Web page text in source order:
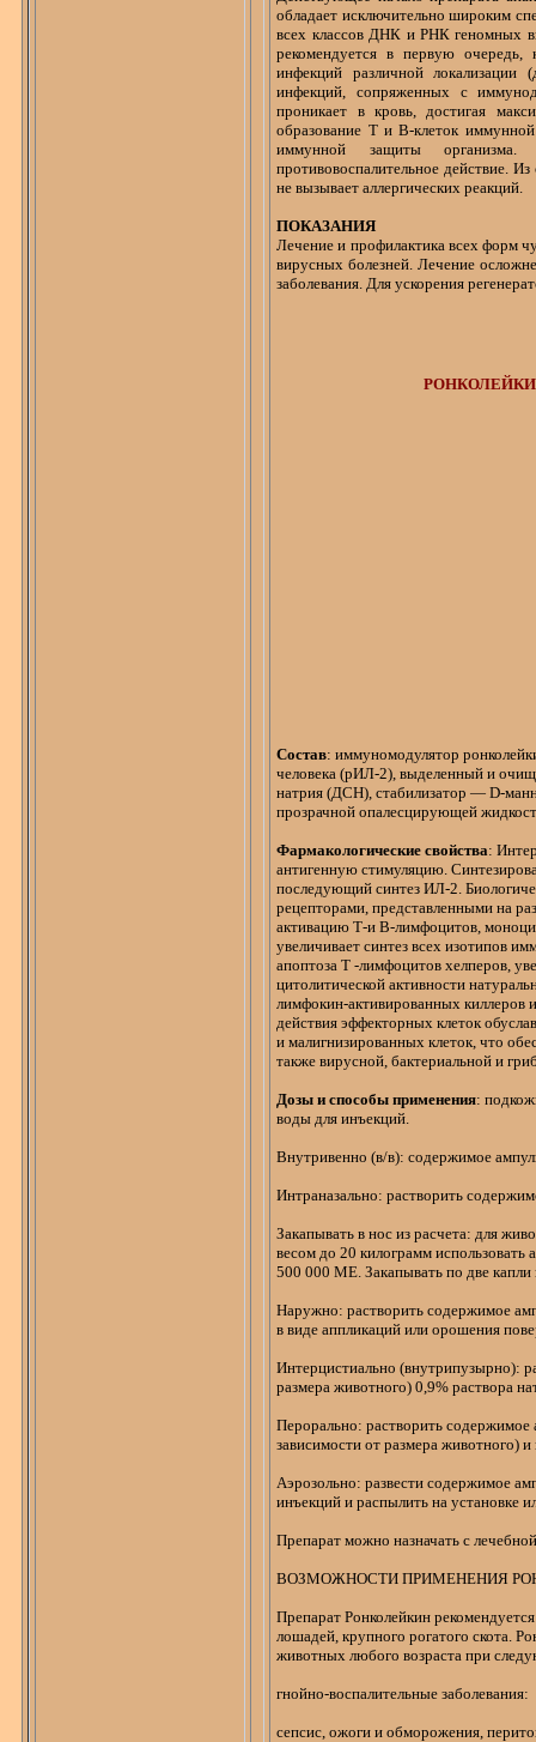
обладает исключительно широким
всех классов ДНК и РНК геномных
рекомендуется в первую очередь,
инфекций различной локализации (
инфекций, сопряженных с
проникает в кровь, достигая
образование Ти В-клеток иммунной
иммунной защиты организма.
противовоспалительное действие.
не вызывает аллергических реакций.
ПОКАЗАНИЯ
Лечение и профилактика всех форм
вирусных болезней. Лечение
заболевания. Для ускорения
Состав:иммуномодулятор
человека (рИЛ-2), выделенный и
натрия (ДСН), стабилизатор —D-
прозрачнойопалесцирующей
Фармакологические свойства:
антигенную стимуляцию.
последующий синтез ИЛ-2.
рецепторами, представленными на
активациюТ-и В-лимфоцитов,
увеличивает синтез всехизотипов
апоптоза Т-лимфоцитов хелперов,
цитолитической активности
лимфокин-активированных киллеров
действияэффекторных клеток
ималигнизированных клеток, что
также вирусной, бактериальной и
Дозы и способы применения:
воды для инъекций.
Внутривенно (в/в): содержимое
Интраназально: растворить
Закапывать в нос из расчета: для
весом до20 килограмм
500 000 МЕ. Закапывать по две
Наружно: растворить содержимое
в виде аппликаций или орошения
Интерцистиально (внутрипузырно):
размера животного) 0,9% раствора
Перорально: растворить
зависимости от размера животного)
Аэрозольно: развести содержимое
инъекций и распылить на установке
Препарат можно назначать с
ВОЗМОЖНОСТИ ПРИМЕНЕНИЯ
ПрепаратРонколейкин
лошадей, крупного рогатого скота.
животных любого возраста при
гнойно-воспалительные заболевания:
сепсис, ожоги и обморожения,